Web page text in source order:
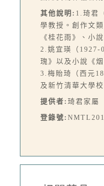
其他說明: 1.琦君
學教授。創作文
《桂花雨》、小
2.姚宜瑛（1927-
瑰》以及小說《
3.梅貽琦（西元
及新竹清華大學
提供者: 琦君家屬
登錄號: